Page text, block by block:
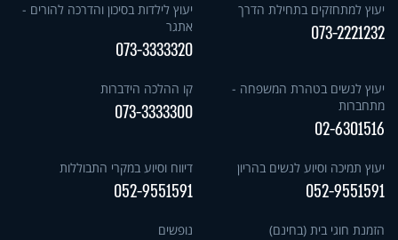
יעוץ למתחזקים בתחילת הדרך
073-2221232
יעוץ לילדות בסיכון והדרכה להורים -
אתגר
073-3333320
יעוץ לנשים בטהרת המשפחה -
מתחברות
02-6301516
קו ההלכה הידברות
073-3333300
יעוץ תמיכה וסיוע לנשים בהריון
052-9551591
דיווח וסיוע במקרי התבוללות
052-9551591
הזמנת חוגי בית (בחינם) נופשים